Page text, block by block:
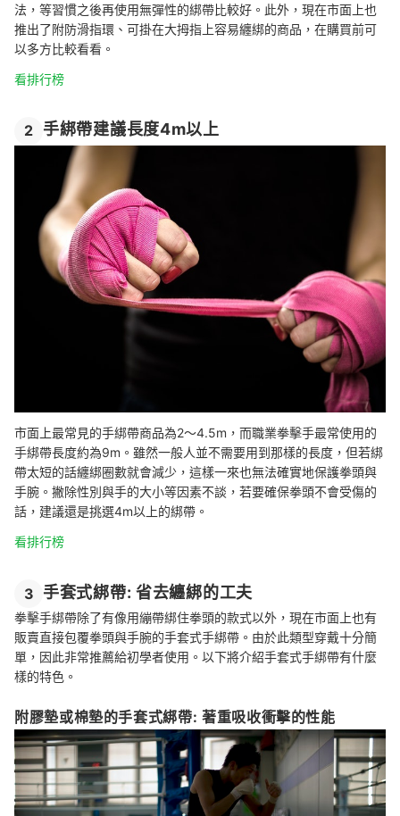
法，等習慣之後再使用無彈性的綁帶比較好。此外，現在市面上也
推出了附防滑指環、可掛在大拇指上容易纏綁的商品，在購買前可
以多方比較看看。
看排行榜
2 手綁帶建議長度4m以上
市面上最常見的手綁帶商品為2～4.5m，而職業拳擊手最常使用的
手綁帶長度約為9m。雖然一般人並不需要用到那樣的長度，但若綁
帶太短的話纏綁圈數就會減少，這樣一來也無法確實地保護拳頭與
手腕。撇除性別與手的大小等因素不談，若要確保拳頭不會受傷的
話，建議還是挑選4m以上的綁帶。
看排行榜
3 手套式綁帶: 省去纏綁的工夫
拳擊手綁帶除了有像用繃帶綁住拳頭的款式以外，現在市面上也有
販賣直接包覆拳頭與手腕的手套式手綁帶。由於此類型穿戴十分簡
單，因此非常推薦給初學者使用。以下將介紹手套式手綁帶有什麼
樣的特色。
附膠墊或棉墊的手套式綁帶: 著重吸收衝擊的性能